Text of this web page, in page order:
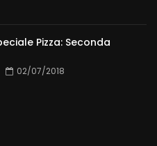
Pizza: Seconda
02/07/2018